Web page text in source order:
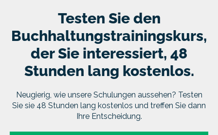
Testen Sie den
Buchhaltungstrainingskurs,
der Sie interessiert, 48
Stunden lang kostenlos.
Neugierig, wie unsere Schulungen aussehen? Testen
Sie sie 48 Stunden lang kostenlos und treffen Sie dann
Ihre Entscheidung.